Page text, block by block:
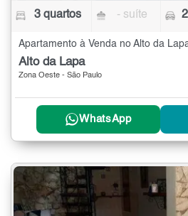
3 quartos - suíte
Apartamento à Venda no Alto da
Alto da Lapa
Zona Oeste - São Paulo
WhatsApp